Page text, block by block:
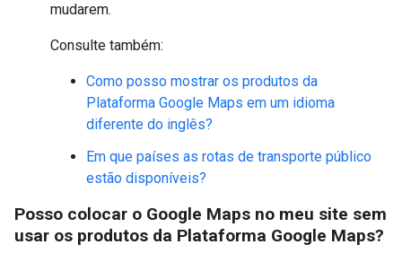
mudarem.
Consulte também:
Como posso mostrar os produtos da
Plataforma Google Maps em um idioma
diferente do inglês?
Em que países as rotas de transporte público
estão disponíveis?
Posso colocar o Google Maps no meu site sem
usar os produtos da Plataforma Google Maps?